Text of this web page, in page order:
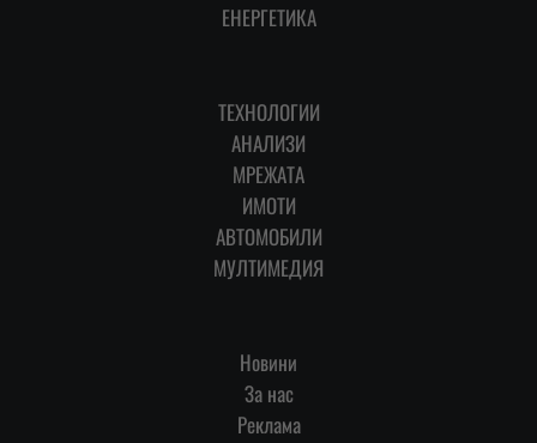
ЕНЕРГЕТИКА
ТЕХНОЛОГИИ
АНАЛИЗИ
МРЕЖАТА
ИМОТИ
АВТОМОБИЛИ
МУЛТИМЕДИЯ
Новини
За нас
Реклама